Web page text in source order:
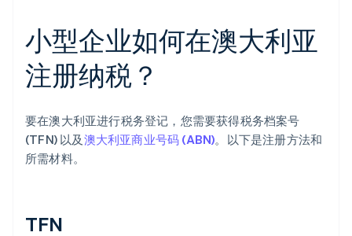
小型企业如何在澳大利亚
注册纳税？
要在澳大利亚进行税务登记，您需要获得税务档案号
(TFN) 以及 澳大利亚商业号码 (ABN)。以下是注册方法和
所需材料。
TFN